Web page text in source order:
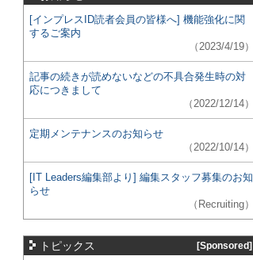
[インプレスID読者会員の皆様へ] 機能強化に関
するご案内
（2023/4/19）
記事の続きが読めないなどの不具合発生時の対
応につきまして
（2022/12/14）
定期メンテナンスのお知らせ
（2022/10/14）
[IT Leaders編集部より] 編集スタッフ募集のお知
らせ
（Recruiting）
トピックス [Sponsored]